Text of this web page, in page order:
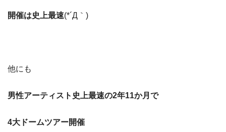
開催は史上最速(*´Д｀)
他にも
男性アーティスト史上最速の2年11か月で
4大ドームツアー開催